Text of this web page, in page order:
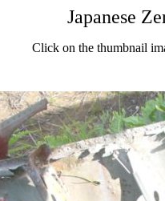
Japanese
Click on the thumbnail